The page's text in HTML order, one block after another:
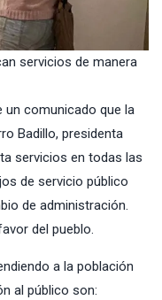
servicios de manera
un comunicado que la
Badillo, presidenta
servicios en todas las
de servicio público
de administración.
del pueblo.
a la población
al público son: